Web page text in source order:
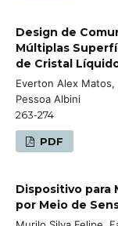
Design de
Múltiplas
de Cristal
Everton Alex Matos,
Pessoa Albini
263-274
PDF
Dispositivo para
por Meio de